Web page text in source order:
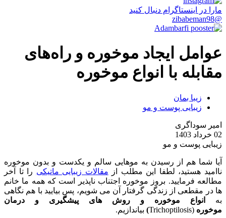
مارا در اینستاگرام دنبال کنید
@zibabeman98
عوامل ایجاد موخوره و راه‌های
مقابله با انواع موخوره
زیبا بمان
زیبایی پوست و مو
امیر سوداگری
02 خرداد 1403
زیبایی پوست و مو
آیا شما هم از رسیدن به موهایی سالم و یکدست و بدون موخوره
ناامید هستید، لطفا این مطلب از مقالات زیبایی ماتیکی را تا آخر
مطالعه فرمایید. بروز موخوره اجتناب ناپذیر است که همه ما خانم
ها در مقطعی از زندگی گرفتار آن می شویم، پس بیایید با هم نگاهی
به
انواع موخوره و روش های پیشگیری و درمان
موخوره (Trichoptilosis
) بیاندازیم.